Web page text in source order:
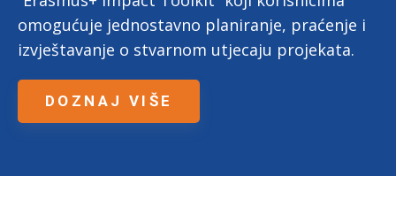
omogućuje jednostavno planiranje, praćenje i
izvještavanje o stvarnom utjecaju projekata.
DOZNAJ VIŠE